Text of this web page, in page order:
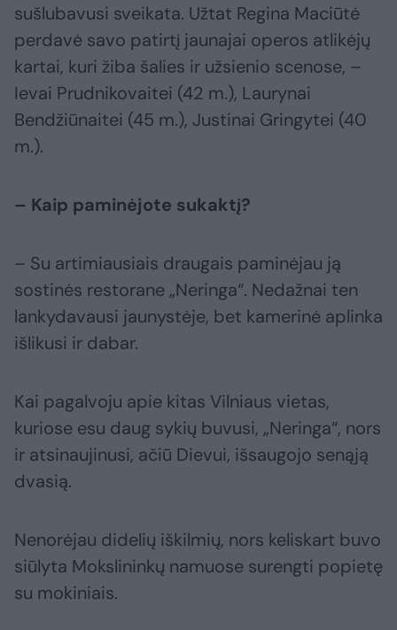
sušlubavusi sveikata. Užtat Regina Maciūtė
perdavė savo patirtį jaunajai operos atlikėjų
kartai, kuri žiba šalies ir užsienio scenose, –
Ievai Prudnikovaitei (42 m.), Laurynai
Bendžiūnaitei (45 m.), Justinai Gringytei (40
m.).
– Kaip paminėjote sukaktį?
– Su artimiausiais draugais paminėjau ją
sostinės restorane „Neringa“. Nedažnai ten
lankydavausi jaunystėje, bet kamerinė aplinka
išlikusi ir dabar.
Kai pagalvoju apie kitas Vilniaus vietas,
kuriose esu daug sykių buvusi, „Neringa“, nors
ir atsinaujinusi, ačiū Dievui, išsaugojo senąją
dvasią.
Nenorėjau didelių iškilmių, nors keliskart buvo
siūlyta Mokslininkų namuose surengti popietę
su mokiniais.